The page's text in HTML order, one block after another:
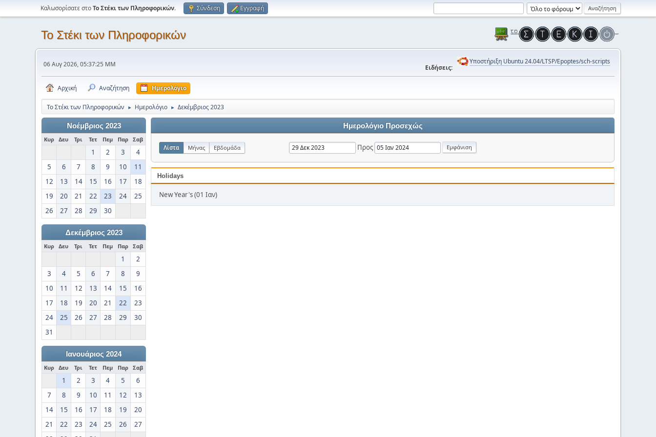
Καλωσορίσατε στοΤο Στέκι των Πληροφορικών. Σύνδεση Εγγραφή
Το Στέκι των Πληροφορικών
06 Αυγ 2026, 05:37:25 ΜΜ Ειδήσεις:
Υποστήριξη Ubuntu 24.04/LTSP/Epoptes/sch-scripts
Αρχική Αναζήτηση Ημερολόγιο
Το Στέκι των Πληροφορικών ► Ημερολόγιο ► Δεκέμβριος 2023
Νοέμβριος 2023
Κυρ Δευ Τρι Τετ Πεμ Παρ Σαβ
1 2 3
4
5
6 7 8 9 10
11
12
13 14 15 16 17
18
19
20 21 22 23 24
25
26
27 28 29 30
Δεκέμβριος 2023
Κυρ Δευ Τρι Τετ Πεμ Παρ Σαβ
1
2
3
4 5 6 7 8
9
10
11 12 13 14 15
16
17
18 19 20 21 22
23
24
25 26 27 28 29
30
31
Ιανουάριος 2024
Κυρ Δευ Τρι Τετ Πεμ Παρ Σαβ
1 2 3 4 5
6
7
8 9 10 11 12
13
14
15 16 17 18 19
20
21
22 23 24 25 26
27
Ημερολόγιο Προσεχώς
Λίστα Μήνας Εβδομάδα Προς
Holidays
New Year's (01 Ιαν)